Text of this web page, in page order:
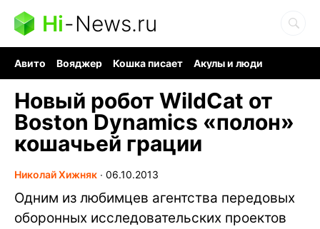
Hi-News.ru
Авито Вояджер Кошка писает
Акулы и люди
Новый робот WildCat от
Boston Dynamics «полон»
кошачьей грации
Николай Хижняк ∙ 06.10.2013
Одним из любимцев агентства передовых
оборонных исследовательских проектов